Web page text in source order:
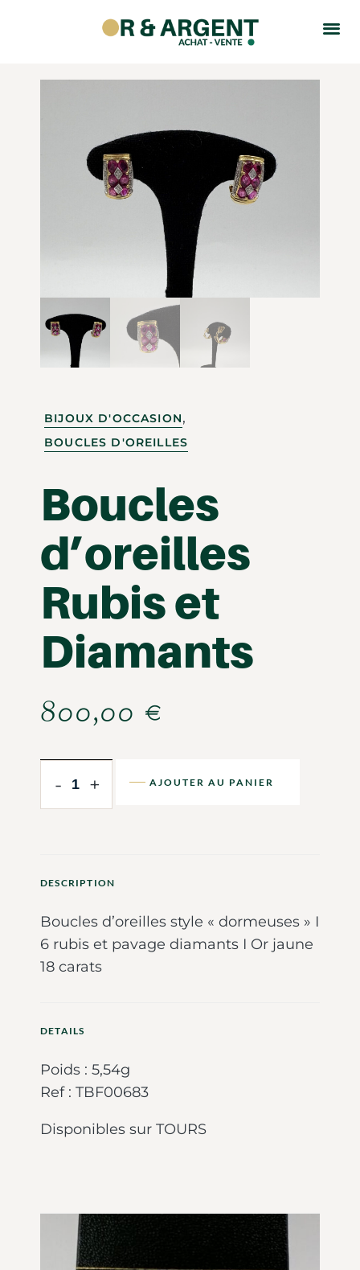
BIJOUX D'OCCASION,
BOUCLES D'OREILLES
Boucles
d’oreilles
Rubis et
Diamants
800,00 €
- + AJOUTER AU PANIER
DESCRIPTION
Boucles d’oreilles style « dormeuses » I
6 rubis et pavage diamants I Or jaune
18 carats
DETAILS
Poids : 5,54g
Ref : TBF00683
Disponibles sur TOURS